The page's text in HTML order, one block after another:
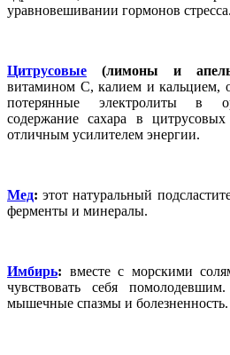
уравновешивании гормонов стресса.
Цитрусовые (лимоны и
витамином С, калием и кальцием,
потерянные электролиты в
содержание сахара в
отличным усилителем энергии.
Мед: этот натуральный
ферменты и минералы.
Имбирь: вместе с морскими
чувствовать себя
мышечные спазмы и болезненность.